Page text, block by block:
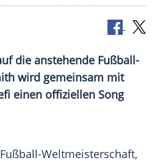
die anstehende Fußball-
wird gemeinsam mit
einen offiziellen Song
Fußball-Weltmeisterschaft,